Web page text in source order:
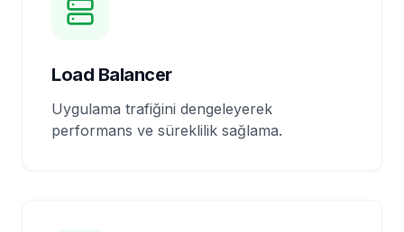
Load Balancer
Uygulama trafiğini dengeleyerek
performans ve süreklilik sağlama.